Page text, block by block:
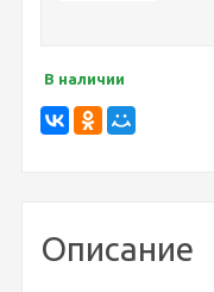
В наличии
Описание